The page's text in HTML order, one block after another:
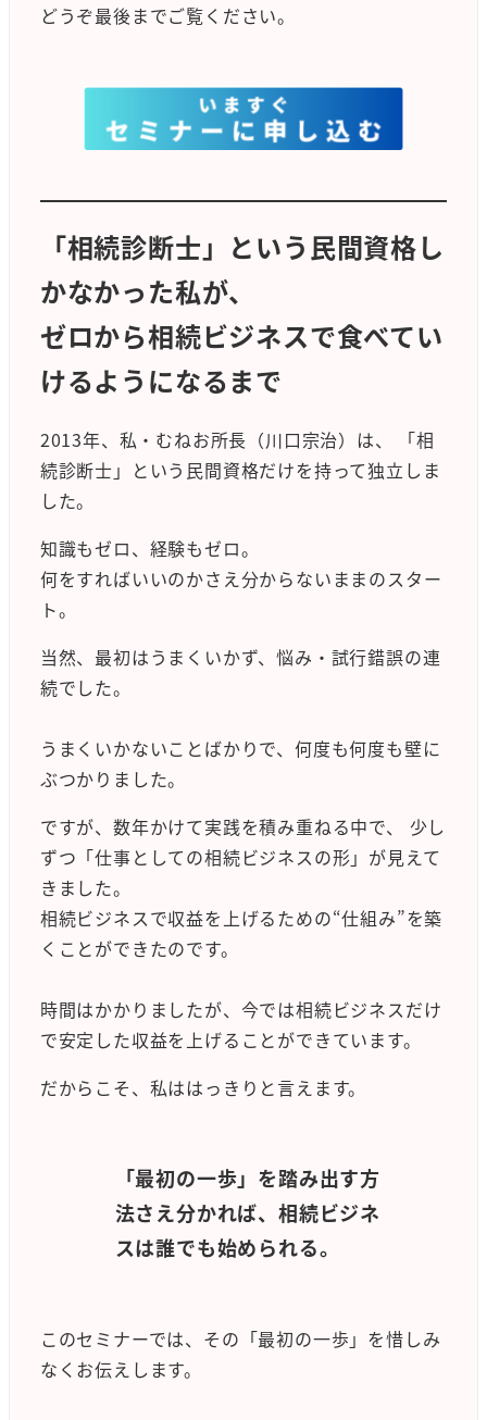
どうぞ最後までご覧ください。
「相続診断士」という民間資格し
かなかった私が、
ゼロから相続ビジネスで食べてい
けるようになるまで
2013年、私・むねお所長（川口宗治）は、 「相
続診断士」という民間資格だけを持って独立しま
した。
知識もゼロ、経験もゼロ。
何をすればいいのかさえ分からないままのスター
ト。
当然、最初はうまくいかず、悩み・試行錯誤の連
続でした。
うまくいかないことばかりで、何度も何度も壁に
ぶつかりました。
ですが、数年かけて実践を積み重ねる中で、 少し
ずつ「仕事としての相続ビジネスの形」が見えて
きました。
相続ビジネスで収益を上げるための“仕組み”を築
くことができたのです。
時間はかかりましたが、今では相続ビジネスだけ
で安定した収益を上げることができています。
だからこそ、私ははっきりと言えます。
「最初の一歩」を踏み出す方
法さえ分かれば、相続ビジネ
スは誰でも始められる。
このセミナーでは、その「最初の一歩」を惜しみ
なくお伝えします。